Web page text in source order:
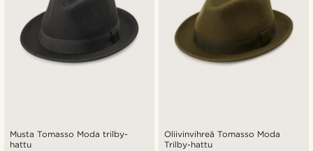
Musta Tomasso Moda trilby-
hattu
Oliivinvihreä Tomasso Moda
Trilby-hattu